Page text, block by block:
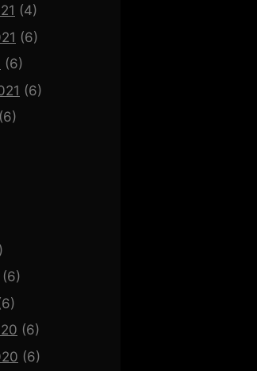
(4)
(6)
(6)
(6)
(6)
(6)
(6)
(6)